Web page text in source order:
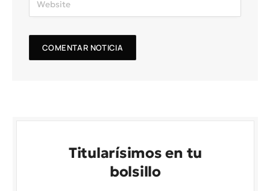
Titularísimos en tu
bolsillo